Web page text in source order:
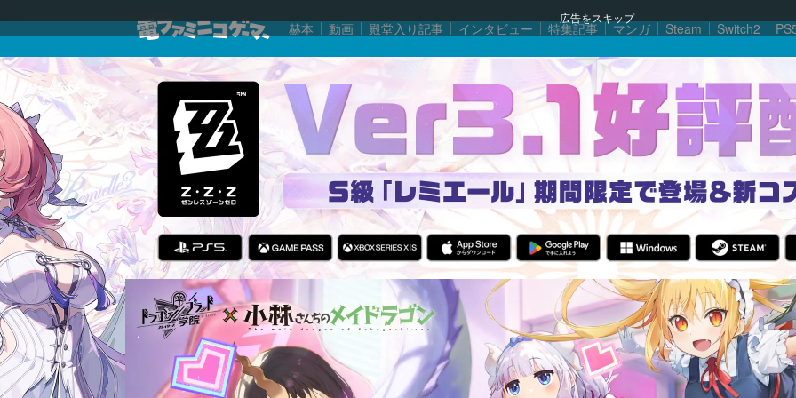
広告をスキップ
赫本 動画 殿堂入り記事 インタビュー 特集記事 マンガ Steam Switch2